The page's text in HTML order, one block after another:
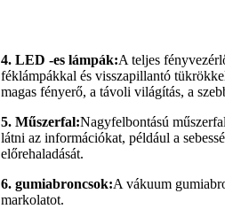
4. LED -es lámpák:A teljes
féklámpákkal és visszapillantó
magas fényerő, a távoli világítás, a
5. Műszerfal:Nagyfelbontású
látni az információkat, például a
előrehaladását.
6. gumiabroncsok:A vákuum
markolatot.